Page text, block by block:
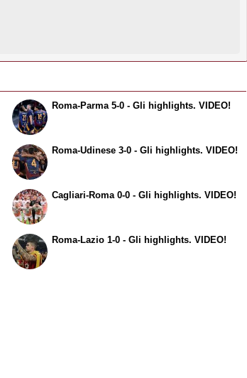
Roma-Parma 5-0 - Gli highlights. VIDEO!
Roma-Udinese 3-0 - Gli highlights. VIDEO!
Cagliari-Roma 0-0 - Gli highlights. VIDEO!
Roma-Lazio 1-0 - Gli highlights. VIDEO!